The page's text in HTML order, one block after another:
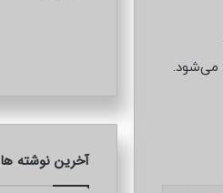
می‌شود.
آخرین نوشته ها